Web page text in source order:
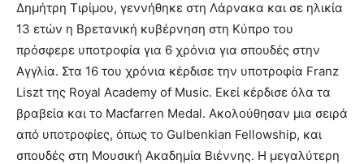
Δημήτρη Τιρίμου, γεννήθηκε στη Λάρνακα και σε ηλικία
13 ετών η Βρετανική κυβέρνηση στη Κύπρο του
πρόσφερε υποτροφία για 6 χρόνια για σπουδές στην
Αγγλία. Στα 16 του χρόνια κέρδισε την υποτροφία Franz
Liszt της Royal Academy of Music. Εκεί κέρδισε όλα τα
βραβεία και το Macfarren Medal. Ακολούθησαν μια σειρά
από υποτροφίες, όπως το Gulbenkian Fellowship, και
σπουδές στη Μουσική Ακαδημία Βιέννης. Η μεγαλύτερη